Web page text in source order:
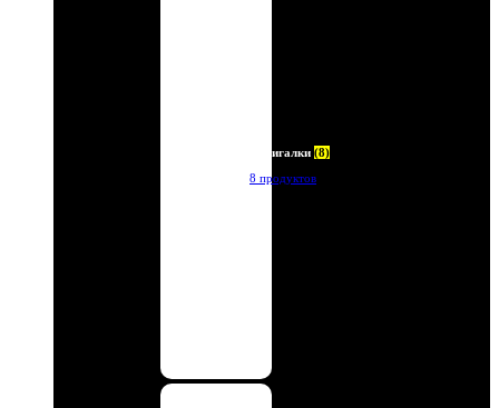
Зажигалки (8)
8 продуктов